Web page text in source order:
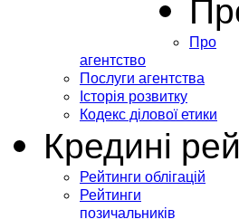
Про
агентство
Послуги агентства
Історія розвитку
Кодекс ділової етики
Кредині
Рейтинги облігацій
Рейтинги
позичальників